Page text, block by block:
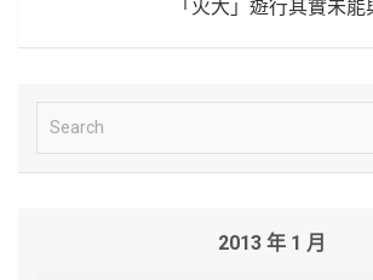
「火大」遊行其實未
e
2013 年 1 月